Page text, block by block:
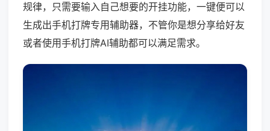
规律，只需要输入自己想要的开挂功能，一键便可以
生成出手机打牌专用辅助器，不管你是想分享给好友
或者使用手机打牌AI辅助都可以满足需求。